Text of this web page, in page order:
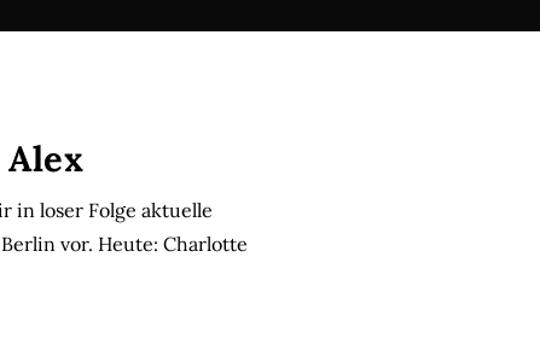
in loser Folge aktuelle
vor. Heute: Charlotte